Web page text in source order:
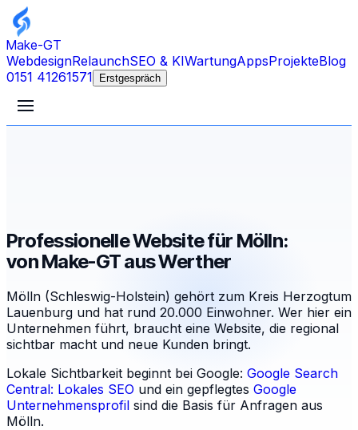
Make-GT
WebdesignRelaunchSEO & KIWartungAppsProjekteBlog
0151 41261571
Erstgespräch
Professionelle Website für Mölln:
von Make-GT aus Werther
Mölln (Schleswig-Holstein) gehört zum Kreis Herzogtum
Lauenburg und hat rund 20.000 Einwohner. Wer hier ein
Unternehmen führt, braucht eine Website, die regional
sichtbar macht und neue Kunden bringt.
Lokale Sichtbarkeit beginnt bei Google: Google Search
Central: Lokales SEO und ein gepflegtes Google
Unternehmensprofil sind die Basis für Anfragen aus
Mölln.